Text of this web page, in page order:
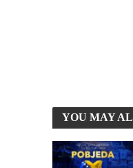
YOU MAY